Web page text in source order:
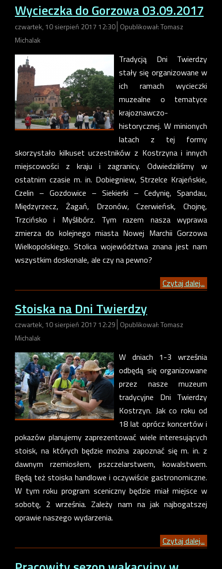
Wycieczka do Gorzowa 03.09.2017
czwartek, 10 sierpień 2017 12:30 Opublikował: Tomasz
Michalak
Tradycją Dni Twierdzy
stały się organizowane w
ich ramach wycieczki
muzealne o tematyce
krajoznawczo-
historycznej. W minionych
latach z tej formy
skorzystało kilkuset uczestników z Kostrzyna i innych
miejscowości z kraju i zagranicy. Odwiedziliśmy w
ostatnim czasie m. in. Dobiegniew, Strzelce Krajeńskie,
Czelin – Gozdowice – Siekierki – Cedynię, Spandau,
Międzyrzecz, Żagań, Drzonów, Czerwieńsk, Chojnę,
Trzcińsko i Myślibórz. Tym razem nasza wyprawa
zmierza do kolejnego miasta Nowej Marchii Gorzowa
Wielkopolskiego. Stolica województwa znana jest nam
wszystkim doskonale, ale czy na pewno?
Czytaj dalej...
Stoiska na Dni Twierdzy
czwartek, 10 sierpień 2017 12:29 Opublikował: Tomasz
Michalak
W dniach 1-3 września
odbędą się organizowane
przez nasze muzeum
tradycyjne Dni Twierdzy
Kostrzyn. Jak co roku od
18 lat oprócz koncertów i
pokazów planujemy zaprezentować wiele interesujących
stoisk, na których będzie można zapoznać się m. in. z
dawnym rzemiosłem, pszczelarstwem, kowalstwem.
Będą też stoiska handlowe i oczywiście gastronomiczne.
W tym roku program sceniczny będzie miał miejsce w
sobotę, 2 września. Zależy nam na jak najbogatszej
oprawie naszego wydarzenia.
Czytaj dalej...